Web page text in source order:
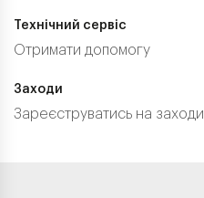
Технічний сервіс
Отримати допомогу
Заходи
Зареєструватись на заходи